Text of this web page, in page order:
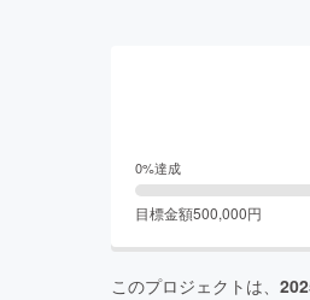
0%達成
目標金額500,000円
このプロジェクトは、